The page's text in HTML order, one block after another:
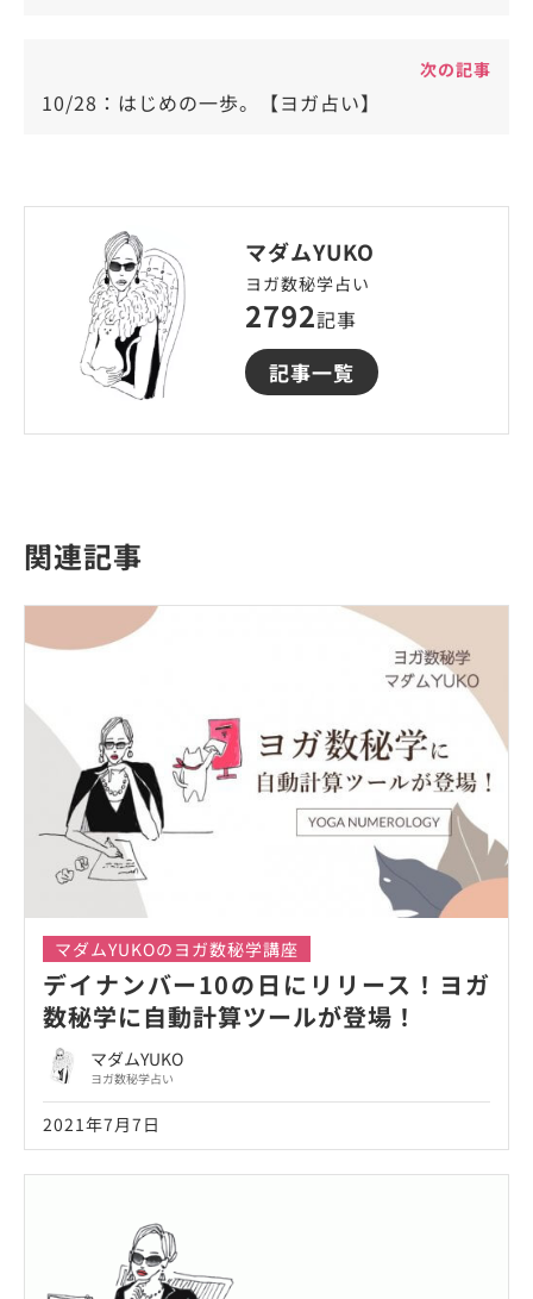
次の記事
10/28：はじめの一歩。【ヨガ占い】
マダムYUKO
ヨガ数秘学占い
2792記事
記事一覧
関連記事
マダムYUKOのヨガ数秘学講座
デイナンバー10の日にリリース！ヨガ
数秘学に自動計算ツールが登場！
マダムYUKO
ヨガ数秘学占い
2021年7月7日